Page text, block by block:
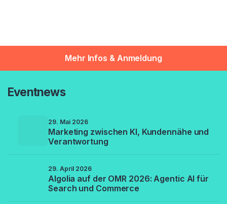
Mehr Infos & Anmeldung
Eventnews
29. Mai 2026
Marketing zwischen KI, Kundennähe und
Verantwortung
29. April 2026
Algolia auf der OMR 2026: Agentic AI für
Search und Commerce